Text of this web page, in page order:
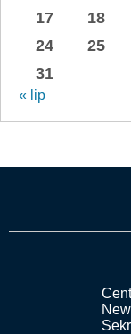
17
18
24
25
31
« lip